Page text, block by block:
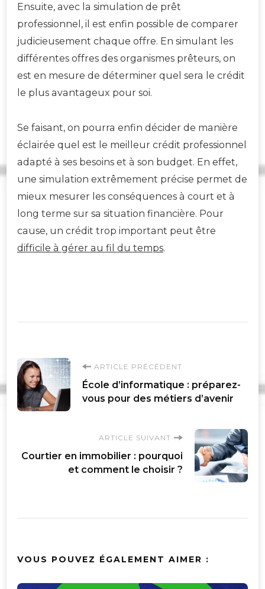
Ensuite, avec la simulation de prêt
professionnel, il est enfin possible de comparer
judicieusement chaque offre. En simulant les
différentes offres des organismes prêteurs, on
est en mesure de déterminer quel sera le crédit
le plus avantageux pour soi.
Se faisant, on pourra enfin décider de manière
éclairée quel est le meilleur crédit professionnel
adapté à ses besoins et à son budget. En effet,
une simulation extrêmement précise permet de
mieux mesurer les conséquences à court et à
long terme sur sa situation financière. Pour
cause, un crédit trop important peut être
difficile à gérer au fil du temps.
Navigation
d'article
ARTICLE PRÉCÉDENT
École d’informatique : préparez-
vous pour des métiers d’avenir
ARTICLE SUIVANT
Courtier en immobilier : pourquoi
et comment le choisir ?
VOUS POUVEZ ÉGALEMENT AIMER :